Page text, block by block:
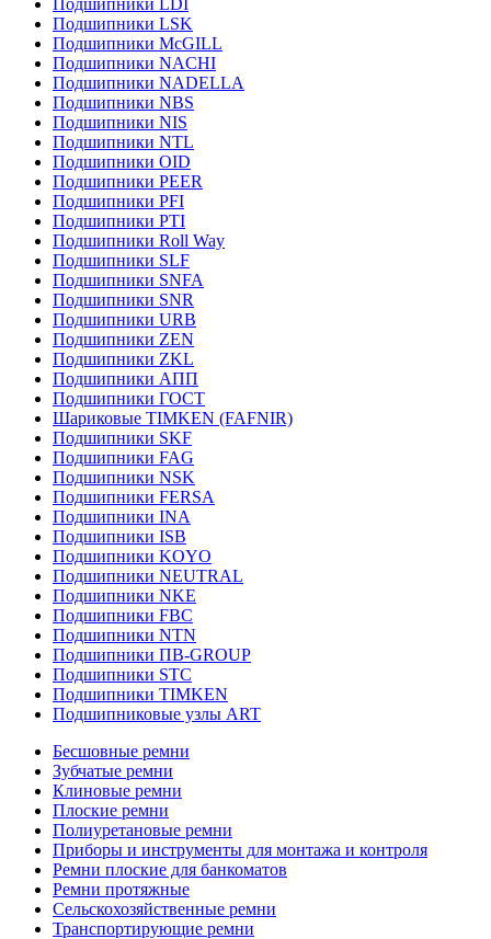
Подшипники LDI
Подшипники LSK
Подшипники McGILL
Подшипники NACHI
Подшипники NADELLA
Подшипники NBS
Подшипники NIS
Подшипники NTL
Подшипники OID
Подшипники PEER
Подшипники PFI
Подшипники PTI
Подшипники Roll Way
Подшипники SLF
Подшипники SNFA
Подшипники SNR
Подшипники URB
Подшипники ZEN
Подшипники ZKL
Подшипники АПП
Подшипники ГОСТ
Шариковые ТІMKEN (FAFNIR)
Подшипники SKF
Подшипники FAG
Подшипники NSK
Подшипники FERSA
Подшипники INA
Подшипники ISB
Подшипники KOYO
Подшипники NEUTRAL
Подшипники NKE
Подшипники FBC
Подшипники NTN
Подшипники ПВ-GROUP
Подшипники STC
Подшипники TIMKEN
Подшипниковые узлы ART
Бесшовные ремни
Зубчатые ремни
Клиновые ремни
Плоские ремни
Полиуретановые ремни
Приборы и инструменты для монтажа и контроля
Ремни плоские для банкоматов
Ремни протяжные
Сельскохозяйственные ремни
Транспортирующие ремни